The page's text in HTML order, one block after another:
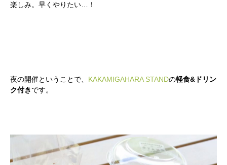
楽しみ。早くやりたい…！
夜の開催ということで、 KAKAMIGAHARA STANDの軽食&ドリン
ク付きです。